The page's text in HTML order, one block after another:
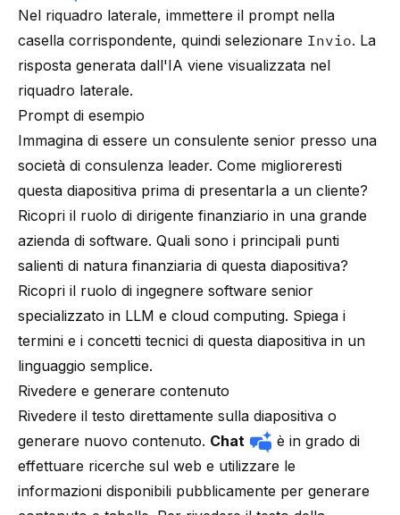
Nel riquadro laterale, immettere il prompt nella
casella corrispondente, quindi selezionare Invio. La
risposta generata dall'IA viene visualizzata nel
riquadro laterale.
Prompt di esempio
Immagina di essere un consulente senior presso una
società di consulenza leader. Come miglioreresti
questa diapositiva prima di presentarla a un cliente?
Ricopri il ruolo di dirigente finanziario in una grande
azienda di software. Quali sono i principali punti
salienti di natura finanziaria di questa diapositiva?
Ricopri il ruolo di ingegnere software senior
specializzato in LLM e cloud computing. Spiega i
termini e i concetti tecnici di questa diapositiva in un
linguaggio semplice.
Rivedere e generare contenuto
Rivedere il testo direttamente sulla diapositiva o
generare nuovo contenuto. Chat
è in grado di
effettuare ricerche sul web e utilizzare le
informazioni disponibili pubblicamente per generare